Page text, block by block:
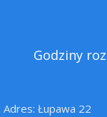
Godziny
Adres: Łupawa 22